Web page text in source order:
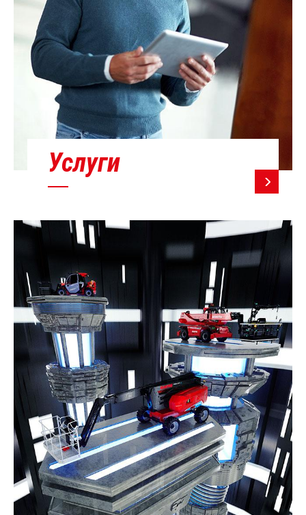
Услуги